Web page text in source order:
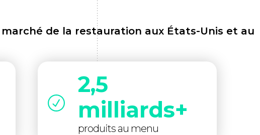
de la restauration aux États-Unis et au
2,5
milliards+
produits au menu